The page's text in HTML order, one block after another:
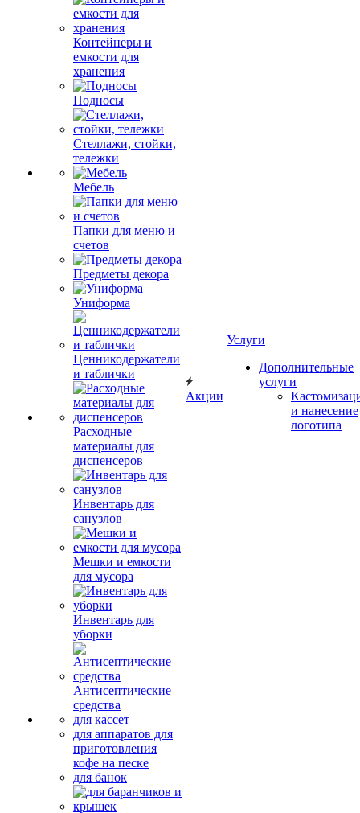
Контейнеры и
емкости для
хранения
Подносы
Стеллажи, стойки,
тележки
Мебель
Папки для меню и
счетов
Предметы декора
Униформа
Ценникодержатели
и таблички
Расходные
материалы для
диспенсеров
Инвентарь для
санузлов
Мешки и емкости
для мусора
Инвентарь для
уборки
Антисептические
средства
для кассет
для аппаратов для
приготовления
кофе на песке
для банок
Акции
Услуги
Дополнительные
услуги
и нанесение
логотипа